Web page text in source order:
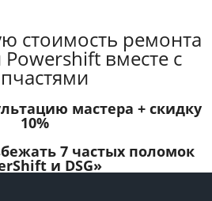
стоимость ремонта
Powershift вместе с
мастера + скидку
10%
7 частых поломок
и DSG»